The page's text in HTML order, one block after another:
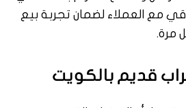
مع العملاء لضمان تجربة بيع
مرة.
قديم بالكويت